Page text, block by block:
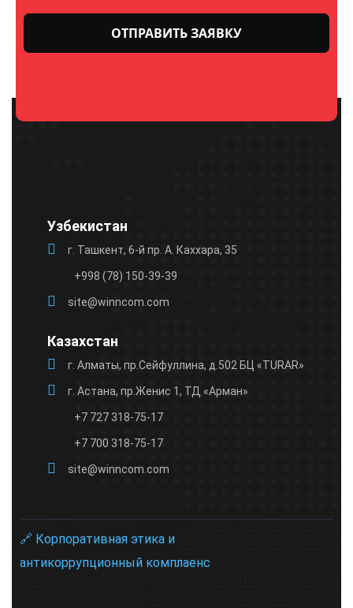
пустым.
Узбекистан
г. Ташкент, 6-й пр. А. Каххара, 35
+998 (78) 150-39-39
site@winncom.com
Казахстан
г. Алматы, пр.Сейфуллина, д.502 БЦ «TURAR»
г. Астана, пр.Женис 1, ТД «Арман»
+7 727 318-75-17
+7 700 318-75-17
site@winncom.com
🔗 Корпоративная этика и
антикоррупционный комплаенс